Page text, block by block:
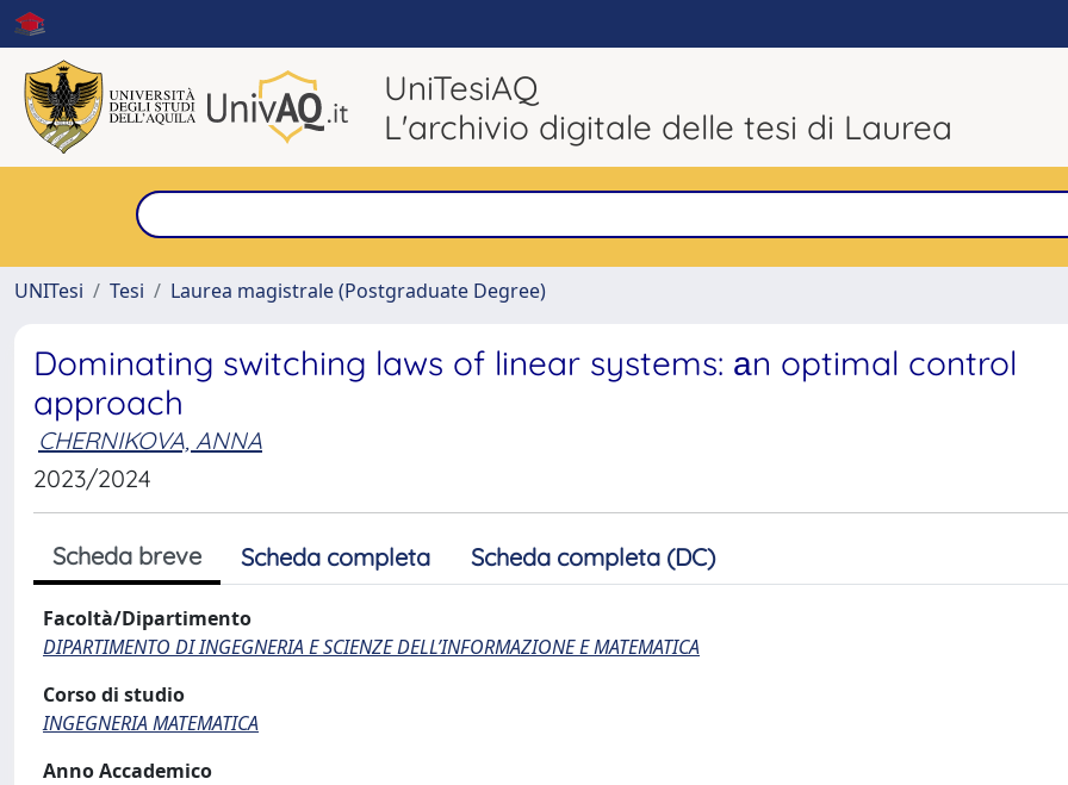
UniTesiAQ
L'archivio digitale delle tesi di Laurea
UNITesi
Tesi Laurea magistrale (Postgraduate Degree)
Dominating switching laws of linear systems: аn optimal control
approach
CHERNIKOVA, ANNA
2023/2024
Scheda breve Scheda completa Scheda completa (DC)
Facoltà/Dipartimento
DIPARTIMENTO DI INGEGNERIA E SCIENZE DELL’INFORMAZIONE E MATEMATICA
Corso di studio
INGEGNERIA MATEMATICA
Anno Accademico